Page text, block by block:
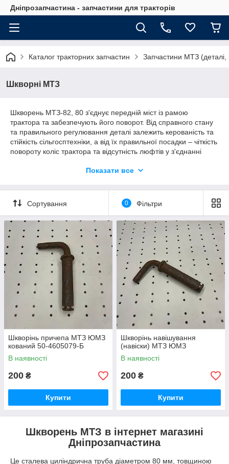
Дніпрозапчастина - запчастини для тракторів
Каталог тракторних запчастин Запчастини МТЗ (деталі,
Шкворні МТЗ
Шкворень МТЗ-82, 80 з'єднує передній міст із рамою
трактора та забезпечують його поворот. Від справного стану
та правильного регулювання деталі залежить керованість та
стійкість сільгосптехніки, а від їх правильної посадки – чіткість
повороту коліс трактора та відсутність люфтів у з'єднанні
Показати все
Сортування 0 Фільтри
Шкворінь причепа МТЗ ЮМЗ
кований 50-4605079-Б
В наявності
200 ₴
Купити
Шкворінь навішування
(навіски) МТЗ ЮМЗ
В наявності
200 ₴
Купити
Шкворень МТЗ в інтернет магазині
Дніпрозапчастина
Це сталева циліндрична труба діаметром 80 мм, товщиною